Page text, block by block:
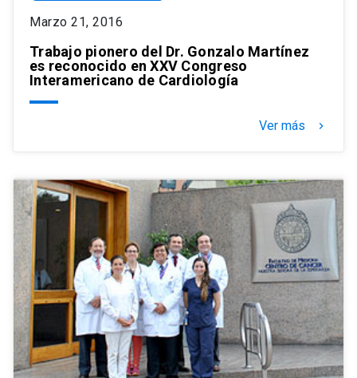
Marzo 21, 2016
Trabajo pionero del Dr. Gonzalo Martínez
es reconocido en XXV Congreso
Interamericano de Cardiología
Ver más keyboard_arrow_right